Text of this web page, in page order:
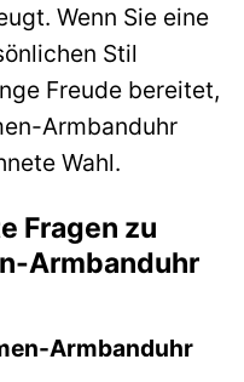
Wenn Sie eine
Stil
Freude bereitet,
Armbanduhr
Wahl.
Fragen zu
Armbanduhr
Armbanduhr